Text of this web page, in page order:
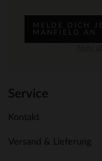
MELDE DICH
MANFIELD AN
Service
Kontakt
Versand & Lieferung